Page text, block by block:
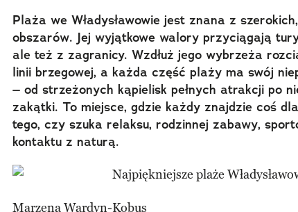
Plaża we Władysławowie jest znana z
obszarów. Jej wyjątkowe walory przyciągają
ale też z zagranicy. Wzdłuż jego wybrzeża
linii brzegowej, a każda część plaży ma swój
– od strzeżonych kąpielisk pełnych atrakcji po
zakątki. To miejsce, gdzie każdy znajdzie coś
tego, czy szuka relaksu, rodzinnej zabawy,
kontaktu z naturą.
Marzena Wardyn-Kobus